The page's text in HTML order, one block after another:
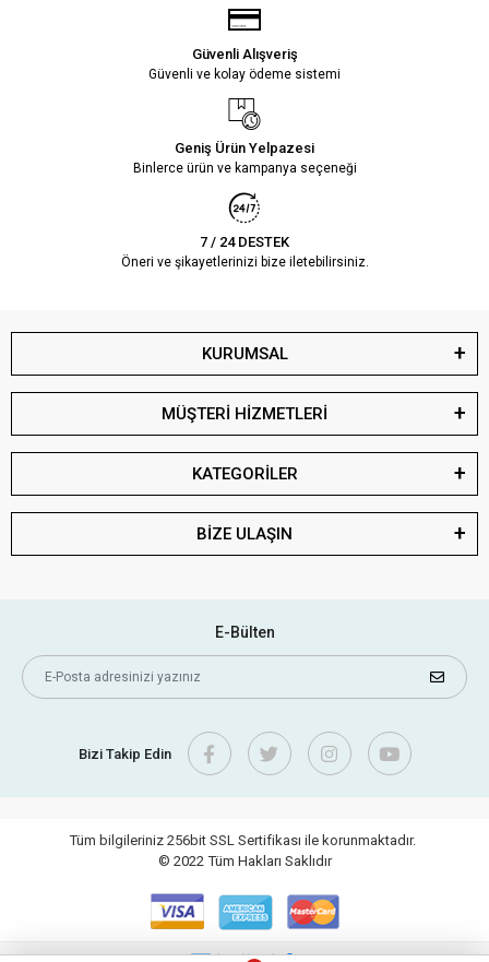
Güvenli Alışveriş
Güvenli ve kolay ödeme sistemi
Geniş Ürün Yelpazesi
Binlerce ürün ve kampanya seçeneği
7 / 24 DESTEK
Öneri ve şikayetlerinizi bize iletebilirsiniz.
KURUMSAL
MÜŞTERİ HİZMETLERİ
KATEGORİLER
BİZE ULAŞIN
E-Bülten
Bizi Takip Edin
Tüm bilgileriniz 256bit SSL Sertifikası ile korunmaktadır.
© 2022 Tüm Hakları Saklıdır